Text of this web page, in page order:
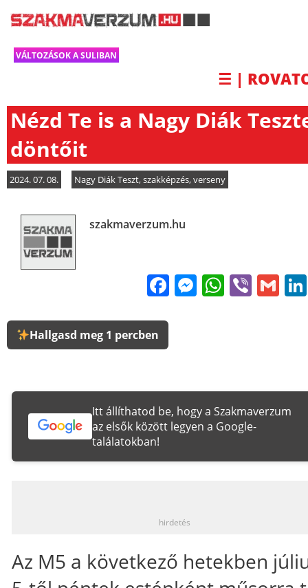
VÁLTOZÁSOK A SULIBAN
☰ |
Nézd Te is a Nagy Diák
döntőit
2024. 07. 08. Nagy Diák Teszt,szakképzés,verseny
szakmaverzum.hu
FacebookViber
Hallgasd meg 1 percben
Itt állíthatod be, hogy a Szakmaverzum
az elsők között legyen a Google-
találatokban!
hirdetés
Az M5 a következő hetekben